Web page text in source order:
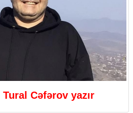
Tural Cəfərov yazır